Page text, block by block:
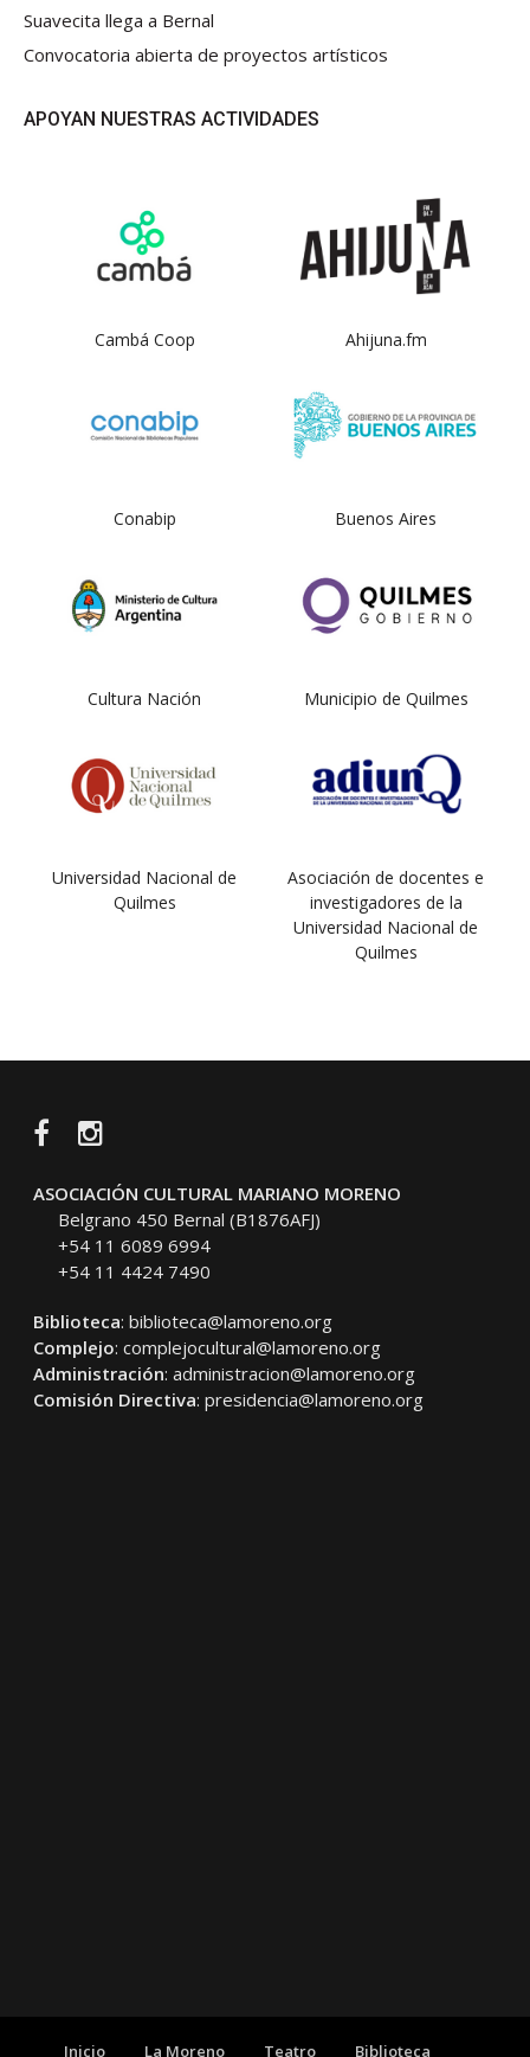
Suavecita llega a Bernal
Convocatoria abierta de proyectos artísticos
APOYAN NUESTRAS ACTIVIDADES
Cambá Coop Ahijuna.fm
Conabip Buenos Aires
Cultura Nación Municipio de Quilmes
Universidad Nacional de
Quilmes
Asociación de docentes e
investigadores de la
Universidad Nacional de
Quilmes
FacebookInstagram
ASOCIACIÓN CULTURAL MARIANO MORENO
Belgrano 450 Bernal (B1876AFJ)
+54 11 6089 6994
+54 11 4424 7490
Biblioteca: biblioteca@lamoreno.org
Complejo: complejocultural@lamoreno.org
Administración: administracion@lamoreno.org
Comisión Directiva: presidencia@lamoreno.org
Inicio La Moreno Teatro Biblioteca